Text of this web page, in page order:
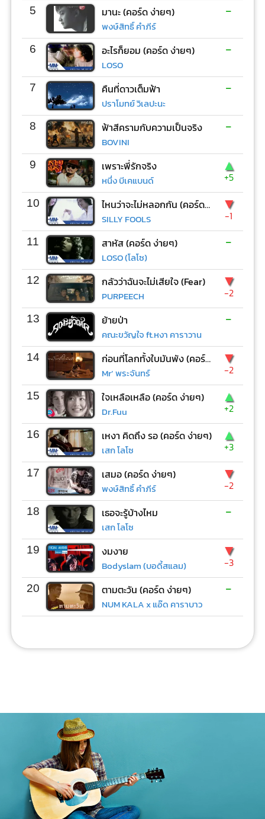
5 มานะ (คอร์ด ง่ายๆ)
พงษ์สิทธิ์ คำภีร์
-
6 อะไรก็ยอม (คอร์ด ง่ายๆ)
LOSO
-
7 คืนที่ดาวเต็มฟ้า
ปราโมทย์ วิเลปะนะ
-
8 ฟ้าสีครามกับความเป็นจริง
BOVINI
-
9 เพราะพี่รักจริง
หนึ่ง บีเคแบนด์
▲
+5
10 ไหนว่าจะไม่หลอกกัน (คอร์ด ง่ายๆ)
SILLY FOOLS
▼
-1
11 สาหัส (คอร์ด ง่ายๆ)
LOSO (โลโซ)
-
12 กลัวว่าฉันจะไม่เสียใจ (Fear)
PURPEECH
▼
-2
13 ย้ายป่า
คณะขวัญใจ ft.หงา คาราวาน
-
14 ก่อนที่โลกทั้งใบมันพัง (คอร์ด ง่ายๆ)
Mr’ พระจันทร์
▼
-2
15 ใจเหลือเหลือ (คอร์ด ง่ายๆ)
Dr.Fuu
▲
+2
16 เหงา คิดถึง รอ (คอร์ด ง่ายๆ)
เสก โลโซ
▲
+3
17 เสมอ (คอร์ด ง่ายๆ)
พงษ์สิทธิ์ คำภีร์
▼
-2
18 เธอจะรู้บ้างไหม
เสก โลโซ
-
19 งมงาย
Bodyslam (บอดี้สแลม)
▼
-3
20 ตามตะวัน (คอร์ด ง่ายๆ)
NUM KALA x แอ๊ด คาราบาว
-